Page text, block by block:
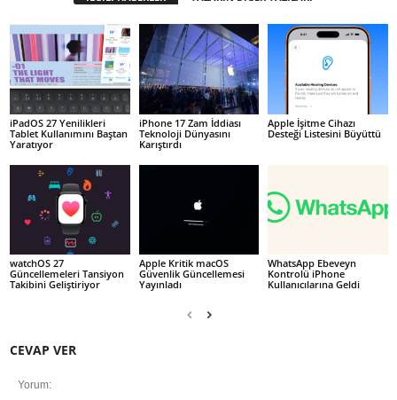
iPadOS 27 Yenilikleri
Tablet Kullanımını Baştan
Yaratıyor
iPhone 17 Zam İddiası
Teknoloji Dünyasını
Karıştırdı
Apple İşitme Cihazı
Desteği Listesini Büyüttü
watchOS 27
Güncellemeleri Tansiyon
Takibini Geliştiriyor
Apple Kritik macOS
Güvenlik Güncellemesi
Yayınladı
WhatsApp Ebeveyn
Kontrolü iPhone
Kullanıcılarına Geldi
CEVAP VER